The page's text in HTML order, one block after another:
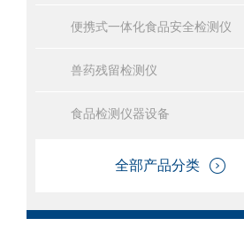
便携式一体化食品安全检测仪
兽药残留检测仪
食品检测仪器设备
全部产品分类